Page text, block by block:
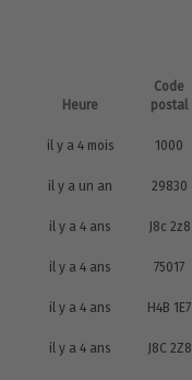
Heure
Code
postal
il y a 4 mois 1000
il y a un an 29830
il y a 4 ans J8c 2z8
il y a 4 ans 75017
il y a 4 ans H4B 1E7
il y a 4 ans J8C 2Z8